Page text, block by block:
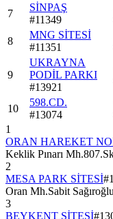
7
SİNPAŞ
#11349
8
MNG SİTESİ
#11351
9
UKRAYNA
PODİL PARKI
#13921
10
598.CD.
#13074
1
ORAN HAREKET
Keklik Pınarı
2
MESA PARK SİTESİ#
Oran Mh.Sabit
3
BEYKENT SİTESİ#